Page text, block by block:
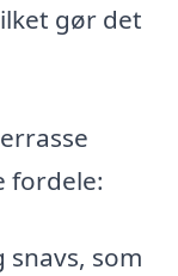
gør det
fordele:
snavs, som